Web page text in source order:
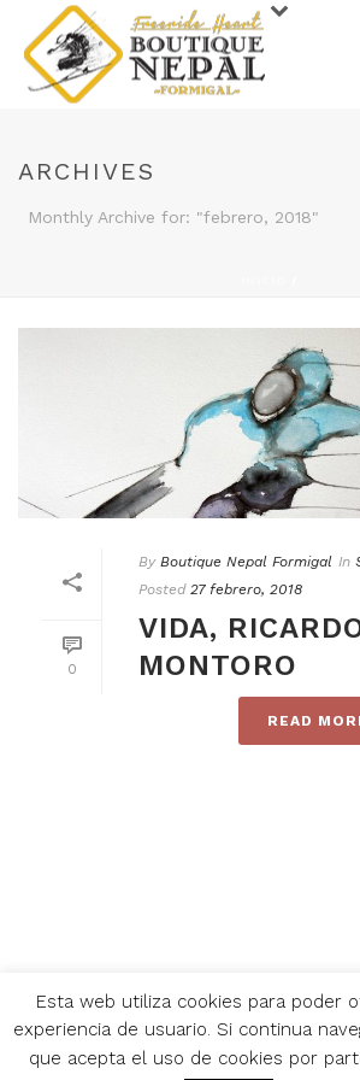
ARCHIVES
Monthly Archive for: "febrero, 2018"
0
By Boutique Nepal Formigal In
Posted 27 febrero, 2018
VIDA,
MONTORO
READ
Esta web utiliza cookies para poder
experiencia de usuario. Si continua
que acepta el uso de cookies por